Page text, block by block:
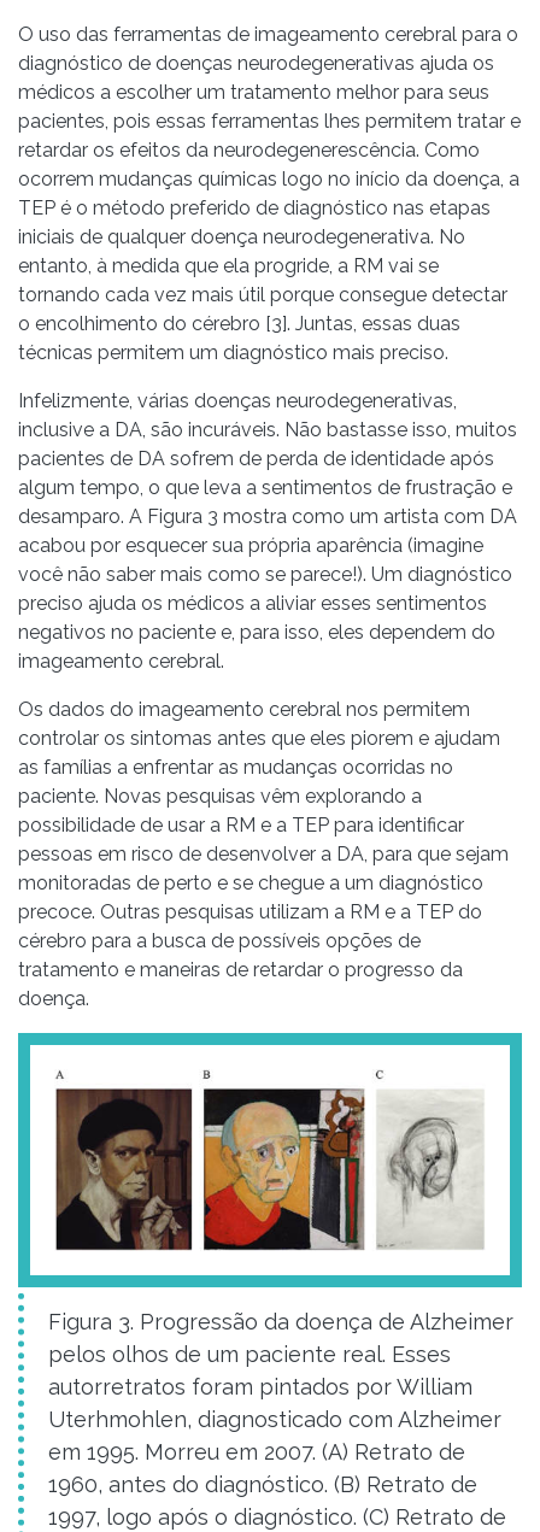
O uso das ferramentas de imageamento cerebral para o
diagnóstico de doenças neurodegenerativas ajuda os
médicos a escolher um tratamento melhor para seus
pacientes, pois essas ferramentas lhes permitem tratar e
retardar os efeitos da neurodegenerescência. Como
ocorrem mudanças químicas logo no início da doença, a
TEP é o método preferido de diagnóstico nas etapas
iniciais de qualquer doença neurodegenerativa. No
entanto, à medida que ela progride, a RM vai se
tornando cada vez mais útil porque consegue detectar
o encolhimento do cérebro [3]. Juntas, essas duas
técnicas permitem um diagnóstico mais preciso.
Infelizmente, várias doenças neurodegenerativas,
inclusive a DA, são incuráveis. Não bastasse isso, muitos
pacientes de DA sofrem de perda de identidade após
algum tempo, o que leva a sentimentos de frustração e
desamparo. A Figura 3 mostra como um artista com DA
acabou por esquecer sua própria aparência (imagine
você não saber mais como se parece!). Um diagnóstico
preciso ajuda os médicos a aliviar esses sentimentos
negativos no paciente e, para isso, eles dependem do
imageamento cerebral.
Os dados do imageamento cerebral nos permitem
controlar os sintomas antes que eles piorem e ajudam
as famílias a enfrentar as mudanças ocorridas no
paciente. Novas pesquisas vêm explorando a
possibilidade de usar a RM e a TEP para identificar
pessoas em risco de desenvolver a DA, para que sejam
monitoradas de perto e se chegue a um diagnóstico
precoce. Outras pesquisas utilizam a RM e a TEP do
cérebro para a busca de possíveis opções de
tratamento e maneiras de retardar o progresso da
doença.
Figura 3. Progressão da doença de Alzheimer
pelos olhos de um paciente real. Esses
autorretratos foram pintados por William
Uterhmohlen, diagnosticado com Alzheimer
em 1995. Morreu em 2007. (A) Retrato de
1960, antes do diagnóstico. (B) Retrato de
1997, logo após o diagnóstico. (C) Retrato de